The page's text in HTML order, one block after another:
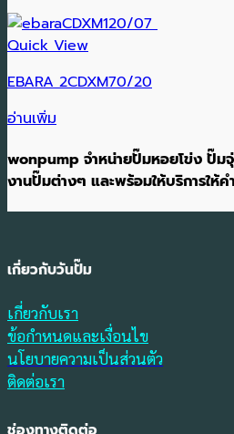
Quick View
EBARA 2CDXM70/20
อ่านเพิ่ม
wonpump จำหน่ายปั๊มหอยโข่ง ปั๊
งานปั๊มต่างๆ และพร้อมให้บริการให้
เกี่ยวกับวันปั๊ม
เกี่ยวกับเรา
ข้อกำหนดและเงื่อนไข
นโยบายความเป็นส่วนตัว
ติดต่อเรา